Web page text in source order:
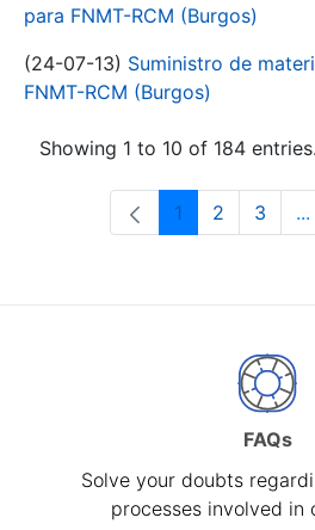
para FNMT-RCM (Burgos)
(24-07-13) Suministro de
FNMT-RCM (Burgos)
Showing 1 to 10 of 184 entries.
Page
1 Page
2 Page
3 ...
FAQs
Solve your doubts
processes involved in